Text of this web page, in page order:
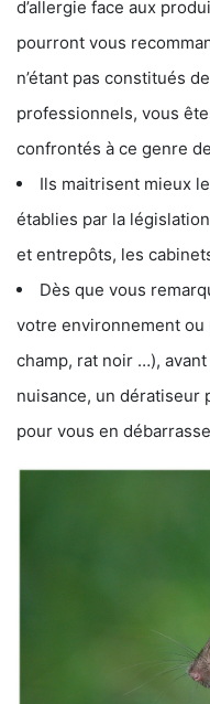
d’allergie face aux
pourront vous
n’étant pas constitués
professionnels, vous
confrontés à ce genre
Ils maitrisent mieux
établies par la
et entrepôts, les
Dès que vous
votre environnement ou
champ, rat noir …),
nuisance, un dératiseur
pour vous en